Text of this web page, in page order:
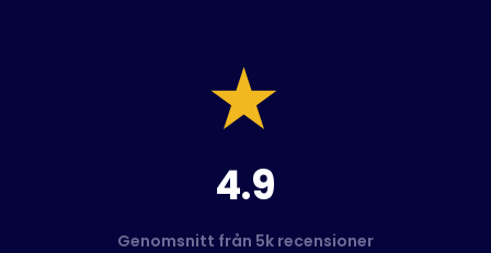
4.9
Genomsnitt från 5k recensioner